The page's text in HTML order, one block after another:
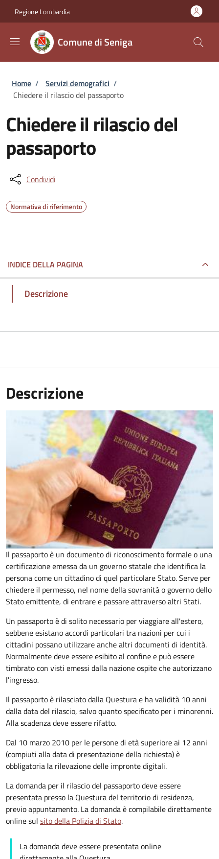
Regione Lombardia
Comune di Seniga
Briciole di pane
Home / Servizi demografici /
Chiedere il rilascio del passaporto
Chiedere il rilascio del
passaporto
Condividi
Normativa di riferimento
INDICE DELLA PAGINA
Descrizione
Descrizione
Il passaporto è un documento di riconoscimento formale o una
certificazione emessa da un governo statale che identifica la
persona come un cittadino di quel particolare Stato. Serve per
chiedere il permesso, nel nome della sovranità o governo dello
Stato emittente, di entrare e passare attraverso altri Stati.
Un passaporto è di solito necessario per viaggiare all'estero,
sebbene esistano accordi particolari tra nazioni per cui i
cittadini possano utilizzare anche altri documenti di identità.
Normalmente deve essere esibito al confine e può essere
timbrato con visti emessi dalla nazione ospite che autorizzano
l'ingresso.
Il passaporto è rilasciato dalla Questura e ha validità 10 anni
dalla data del rilascio, salvo quanto specificato per i minorenni.
Alla scadenza deve essere rifatto.
Dal 10 marzo 2010 per le persone di età superiore ai 12 anni
(compiuti alla data di presentazione della richiesta) è
obbligatoria la rilevazione delle impronte digitali.
La domanda per il rilascio del passaporto deve essere
presentata presso la Questura del territorio di residenza,
previo appuntamento. La domanda è compilabile direttamente
online sul sito della Polizia di Stato.
La domanda deve essere presentata online